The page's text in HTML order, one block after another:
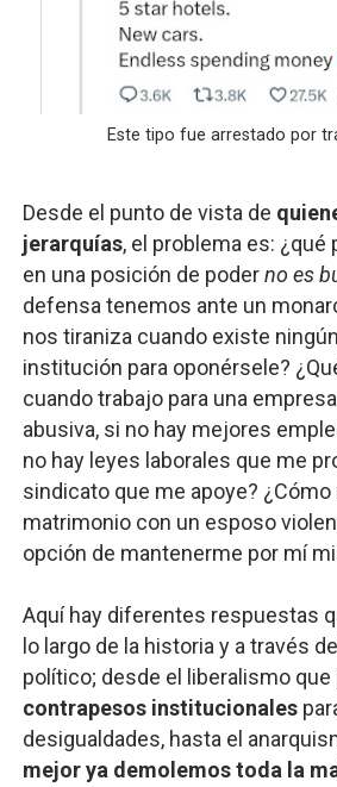
Este tipo fue arrestado por
Desde el punto de vista de
jerarquías, el problema es: ¿qué
en una posición de poderno es
defensa tenemos ante un
nos tiraniza cuando existe
institución para oponérsele?
cuando trabajo para una
abusiva, si no hay mejores
no hay leyes laborales que me
sindicato que me apoye?
matrimonio con un esposo
opción de mantenerme por mí
Aquí hay diferentes respuestas
lo largo de la historia y a través
político; desde el liberalismo que
contrapesos institucionales
desigualdades, hasta el
mejor ya demolemos toda la